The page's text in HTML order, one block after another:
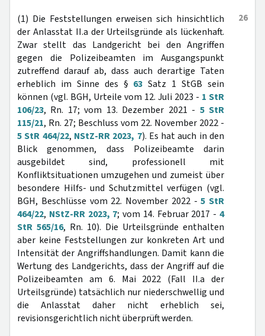
26
(1) Die Feststellungen erweisen sich hinsichtlich
der Anlasstat II.a der Urteilsgründe als lückenhaft.
Zwar stellt das Landgericht bei den Angriffen
gegen die Polizeibeamten im Ausgangspunkt
zutreffend darauf ab, dass auch derartige Taten
erheblich im Sinne des § 63 Satz 1 StGB sein
können (vgl. BGH, Urteile vom 12. Juli 2023 - 1 StR
106/23, Rn. 17; vom 13. Dezember 2021 - 5 StR
115/21, Rn. 27; Beschluss vom 22. November 2022 -
5 StR 464/22, NStZ-RR 2023, 7). Es hat auch in den
Blick genommen, dass Polizeibeamte darin
ausgebildet sind, professionell mit
Konfliktsituationen umzugehen und zumeist über
besondere Hilfs- und Schutzmittel verfügen (vgl.
BGH, Beschlüsse vom 22. November 2022 -5 StR
464/22, NStZ-RR 2023, 7; vom 14. Februar 2017 -4
StR 565/16, Rn. 10). Die Urteilsgründe enthalten
aber keine Feststellungen zur konkreten Art und
Intensität der Angriffshandlungen. Damit kann die
Wertung des Landgerichts, dass der Angriff auf die
Polizeibeamten am 6. Mai 2022 (Fall II.a der
Urteilsgründe) tatsächlich nur niederschwellig und
die Anlasstat daher nicht erheblich sei,
revisionsgerichtlich nicht überprüft werden.